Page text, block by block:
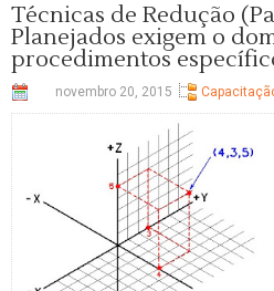
Técnicas de Redução
Planejados exigem o
procedimentos
novembro 20, 2015